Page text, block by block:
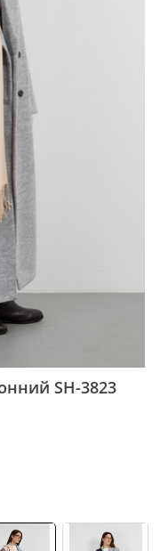
SH-3823